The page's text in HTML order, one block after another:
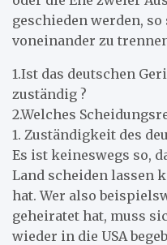
geschieden werden,
voneinander zu
1.Ist das deutschen
zuständig ?
2.Welches
1. Zuständigkeit des
Es ist keineswegs so,
Land scheiden lassen
hat. Wer also
geheiratet hat, muss
wieder in die USA